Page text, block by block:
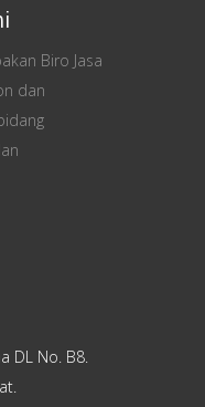
Biro Jasa
dan
DL No. B8.